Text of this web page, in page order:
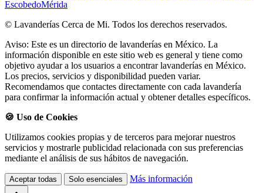
EscobedoMérida
© Lavanderías Cerca de Mi. Todos los derechos reservados.
Aviso: Este es un directorio de lavanderías en México. La
información disponible en este sitio web es general y tiene como
objetivo ayudar a los usuarios a encontrar lavanderías en México.
Los precios, servicios y disponibilidad pueden variar.
Recomendamos que contactes directamente con cada lavandería
para confirmar la información actual y obtener detalles específicos.
🍪 Uso de Cookies
Utilizamos cookies propias y de terceros para mejorar nuestros
servicios y mostrarle publicidad relacionada con sus preferencias
mediante el análisis de sus hábitos de navegación.
Aceptar todas Solo esenciales Más información